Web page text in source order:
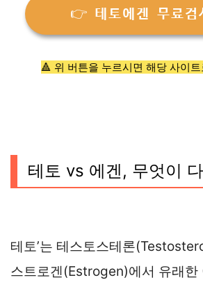
👉 테토에겐 무료검
🔺 위 버튼을 누르시면 해당 사이
테토 vs 에겐, 무엇이
테토’는 테스토스테론
스트로겐(Estrogen)에서 유래한